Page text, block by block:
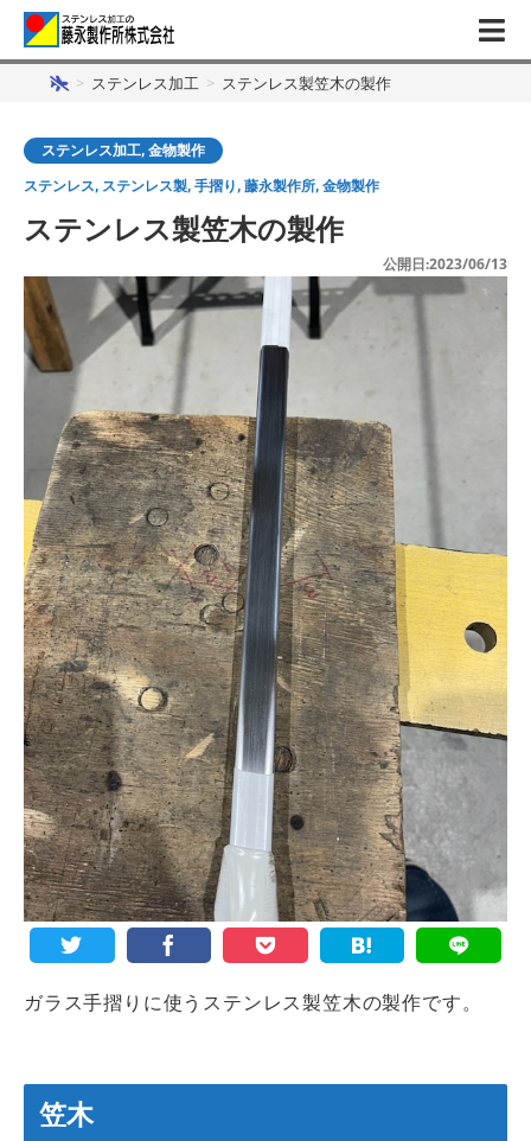
> ステンレス加工 > ステンレス製笠木の製作
ステンレス加工, 金物製作
ステンレス, ステンレス製, 手摺り , 藤永製作所, 金物製作
ステンレス製笠木の製作
公開日:2023/06/13
ガラス手摺りに使うステンレス製笠木の製作です。
笠木